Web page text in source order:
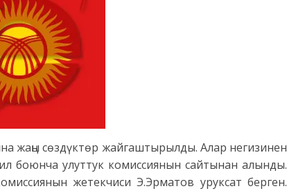
жаңы сөздүктөр жайгаштырылды. Алар негизинен
боюнча улуттук комиссиянын сайтынан алынды.
жетекчиси Э.Эрматов уруксат берген.